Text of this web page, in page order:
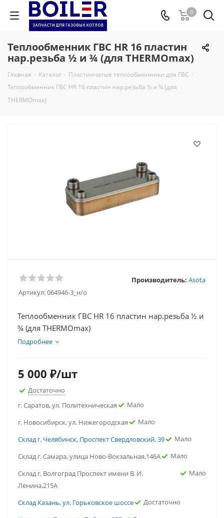
0
Теплообменник ГВС HR 16 пластин
нар.резьба ½ и ¾ (для THERMOmax)
Главная - Каталог - Пластинчатые теплообменники для ГВС -
Теплообменник ГВС HR 16 пластин нар.резьба ½ и ¾ (для
THERMOmax)
Артикул:064946-3_н/о
Производитель: Asota
Теплообменник ГВС HR 16 пластин нар.резьба ½ и
¾ (для THERMOmax)
Подробнее
5 000 ₽/шт
Достаточно
г. Саратов, ул. Политехническая
Мало
г. Новосибирск, ул. Нижегородская
Мало
Склад г. Челябинск, Проспект Свердловский, 39
Мало
Склад г. Самара, улица Ново-Вокзальная,146А
Мало
Склад г. Волгоград Проспект имени В. И.
Ленина,215А
Мало
Склад Казань, ул. Горьковское шоссе
Достаточно